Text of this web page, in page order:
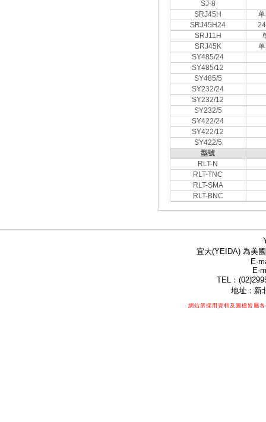
SJ-8
SRJ45H
SRJ45H24
SRJ11H
SRJ45K
SY485/24
SY485/12
SY485/5
SY232/24
SY232/12
SY232/5
SY422/24
SY422/12
SY422/5
型號
RLT-N
RLT-TNC
RLT-SMA
RLT-BNC
宜大(YEIDA) 為美
E-
E-
TEL：
地址：新
網站所採用資料及圖檔皆屬